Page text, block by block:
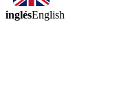
inglésEnglish